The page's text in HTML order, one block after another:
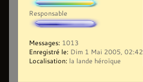
Responsable
Messages: 1013
Enregistré le: Dim 1 Mai 2005, 02:42
Localisation: la lande héroïque